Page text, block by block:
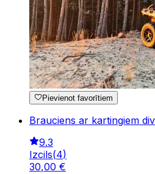
Pievienot favorītiem
Brauciens ar kartingiem
9.3
Izcils(4)
30,00 €